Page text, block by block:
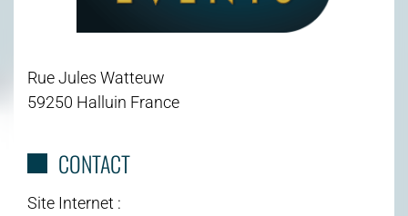
Rue Jules Watteuw
59250 Halluin France
CONTACT
Site Internet :